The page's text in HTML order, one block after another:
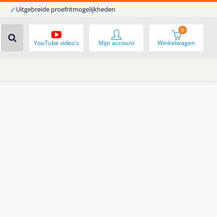
✓Uitgebreide proefritmogelijkheden
YouTube video's Winkelwagen
0
Mijn account